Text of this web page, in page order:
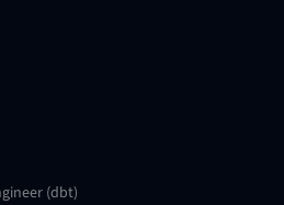
(dbt)